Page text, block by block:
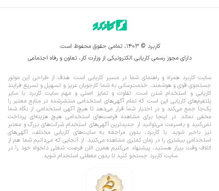
کاربرد © ۱۴۰۳، تمامی حقوق محفوظ است.
دارای مجوز رسمی کاریابی الکترونیکی از وزارت کار، تعاون و رفاه اجتماعی
سایت کاربرد همراه و راهنمای شما در مسیر کاریابی است. هدف از طراحی این موتور
جستجوی قوی و هوشمند، خدمت‌رسانی به شما کارجویان عزیز و تسهیل و تسریع فرایند
کاریابی و استخدام شدن است. تفاوت و تمایز اصلی و مهم سایت کاربرد با سایر
پلتفرم‌های کاریابی این است که تمام آگهی‌های استخدامی منتشرشده در منابع معتبر را
یک‌‌جا جمع می‌کند و در اختیار شما قرار می‌‌‌دهد تا هیچ آگهی استخدامی از نگاه شما
مخفی نماند.در اینجا برای مشاهده فرصت‌های استخدامی هیچ هزینه‌ای پرداخت
نمی‌کنید و به‌سرعت می‌توانید از جدیدترین آگهی‌های استخدام شرکت‌های بزرگ و معتبر
نیز باخبر شوید. با کاربرد، بدون مراجعه به سایت‌های کاریابی مختلف، آگهی‌های
استخدامی بیشتری را در زمان کمتری مشاهده می‌کنید. از آنجایی که می‌دانیم شما هم از
اتلاف وقت بیزار هستید، پیشنهاد می‌کنیم همین الان فرصت شغلی دلخواه خود را در
سایت کاربرد جستجو کنید تا بدون معطلی استخدام شوید.